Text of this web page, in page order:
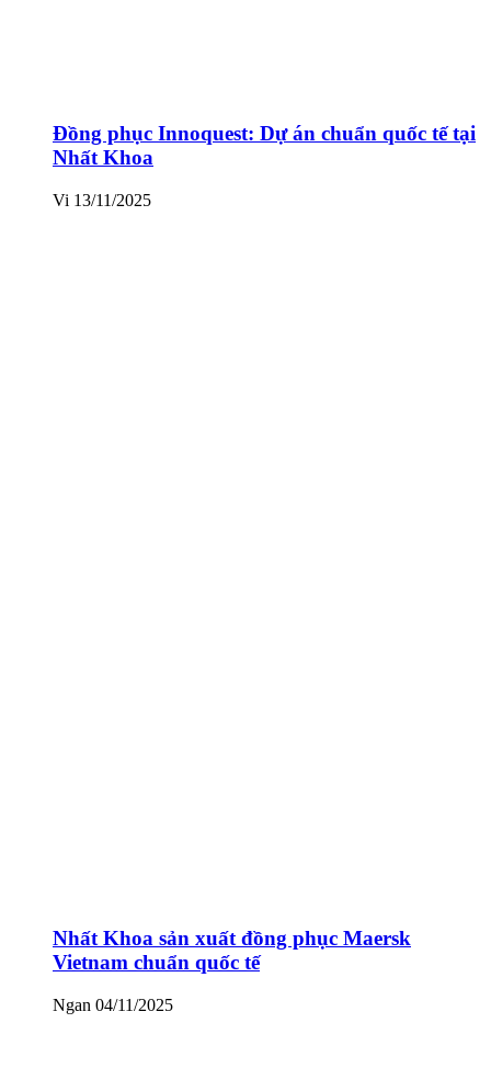
Đồng phục Innoquest: Dự án chuẩn quốc tế tại
Nhất Khoa
Vi 13/11/2025
Nhất Khoa sản xuất đồng phục Maersk
Vietnam chuẩn quốc tế
Ngan 04/11/2025